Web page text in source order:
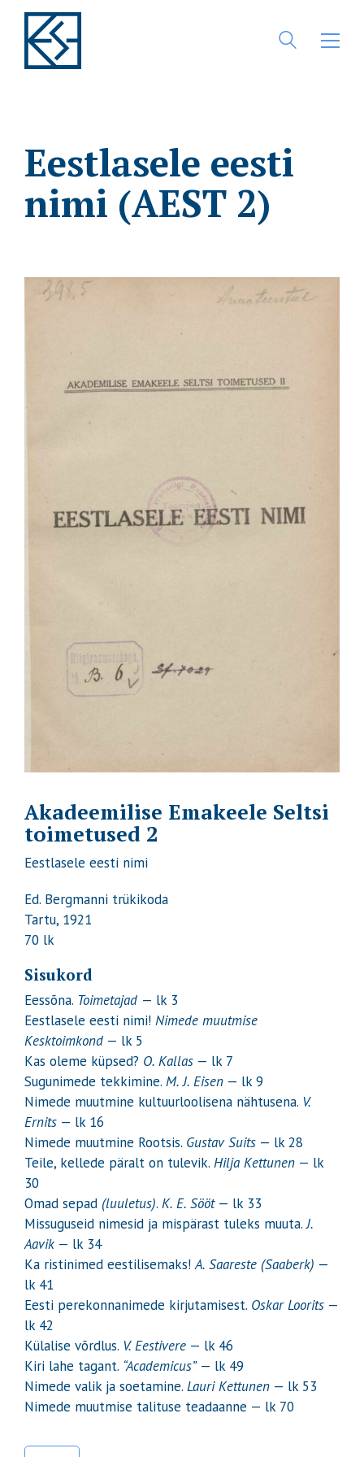
Eestlasele eesti
nimi (AEST 2)
Akadeemilise Emakeele Seltsi
toimetused 2
Eestlasele eesti nimi
Ed. Bergmanni trükikoda
Tartu, 1921
70 lk
Sisukord
Eessõna. Toimetajad — lk 3
Eestlasele eesti nimi! Nimede muutmise
Kesktoimkond — lk 5
Kas oleme küpsed? O. Kallas — lk 7
Sugunimede tekkimine. M. J. Eisen — lk 9
Nimede muutmine kultuurloolisena nähtusena. V.
Ernits — lk 16
Nimede muutmine Rootsis. Gustav Suits — lk 28
Teile, kellede päralt on tulevik. Hilja Kettunen — lk
30
Omad sepad (luuletus). K. E. Sööt— lk 33
Missuguseid nimesid ja mispärast tuleks muuta.J.
Aavik — lk 34
Ka ristinimed eestilisemaks!A. Saareste (Saaberk) —
lk 41
Eesti perekonnanimede kirjutamisest. Oskar Loorits —
lk 42
Külalise võrdlus. V. Eestivere — lk 46
Kiri lahe tagant. “Academicus”— lk 49
Nimede valik ja soetamine. Lauri Kettunen — lk 53
Nimede muutmise talituse teadaanne — lk 70